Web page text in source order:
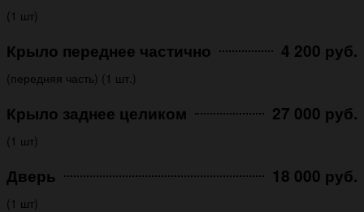
(1 шт)
Крыло переднее частично 4 200 руб.
(передняя часть) (1 шт.)
Крыло заднее целиком 27 000 руб.
(1 шт)
Дверь 18 000 руб.
(1 шт)